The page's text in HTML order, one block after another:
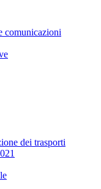
comunicazioni
dei trasporti